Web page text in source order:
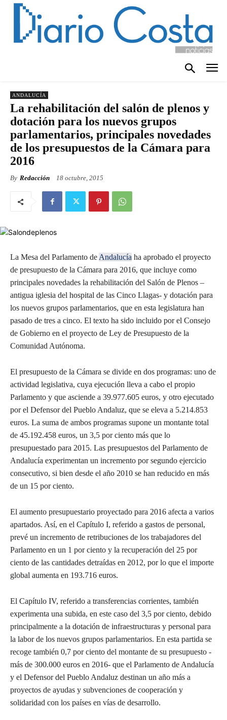
ANDALUCÍA
La rehabilitación del salón de plenos y
dotación para los nuevos grupos
parlamentarios, principales novedades
de los presupuestos de la Cámara para
2016
By Redacción 18 octubre, 2015
La Mesa del Parlamento deAndalucía ha aprobado el proyecto
de presupuesto de la Cámara para 2016, que incluye como
principales novedades la rehabilitación del Salón de Plenos –
antigua iglesia del hospital de las Cinco Llagas- y dotación para
los nuevos grupos parlamentarios, que en esta legislatura han
pasado de tres a cinco. El texto ha sido incluido por el Consejo
de Gobierno en el proyecto de Ley de Presupuesto de la
Comunidad Autónoma.
El presupuesto de la Cámara se divide en dos programas: uno de
actividad legislativa, cuya ejecución lleva a cabo el propio
Parlamento y que asciende a 39.977.605 euros, y otro ejecutado
por el Defensor del Pueblo Andaluz, que se eleva a 5.214.853
euros. La suma de ambos programas supone un montante total
de 45.192.458 euros, un 3,5 por ciento más que lo
presupuestado para 2015. Las presupuestos del Parlamento de
Andalucía experimentan un incremento por segundo ejercicio
consecutivo, si bien desde el año 2010 se han reducido en más
de un 15 por ciento.
El aumento presupuestario proyectado para 2016 afecta a varios
apartados. Así, en el Capítulo I, referido a gastos de personal,
prevé un incremento de retribuciones de los trabajadores del
Parlamento en un 1 por ciento y la recuperación del 25 por
ciento de las cantidades detraídas en 2012, por lo que el importe
global aumenta en 193.716 euros.
El Capítulo IV, referido a transferencias corrientes, también
experimenta una subida, en este caso del 3,5 por ciento, debido
principalmente a la dotación de infraestructuras y personal para
la labor de los nuevos grupos parlamentarios. En esta partida se
recoge también 0,7 por ciento del montante de su presupuesto -
más de 300.000 euros en 2016- que el Parlamento de Andalucía
y el Defensor del Pueblo Andaluz destinan un año más a
proyectos de ayudas y subvenciones de cooperación y
solidaridad con los países en vías de desarrollo.